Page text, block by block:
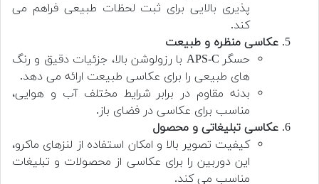
پذیری بالایی برای ثبت لحظات طبیعی فراهم می
کند.
عکاسی منظره و طبیعت
حسگر APS-C با رزولوشن بالا، جزئیات دقیق و رنگ
های طبیعی را برای عکاسی طبیعت ارائه می دهد.
بدنه مقاوم در برابر شرایط مختلف آب و هوایی،
مناسب برای عکاسی در فضای باز.
عکاسی تبلیغاتی و محصول
کیفیت تصویر بالا و امکان استفاده از لنزهای ماکرو،
این دوربین را برای عکاسی از محصولات و تبلیغات
مناسب می کند.